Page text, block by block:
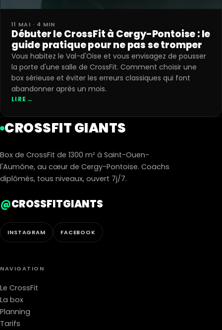
11 MAI · 4 MIN
Débuter le CrossFit à Cergy-Pontoise : le
guide pratique pour ne pas se tromper
Vous habitez le Val-d'Oise et vous envisagez de pousser
la porte d'une salle de CrossFit. Comment choisir une
box sérieuse et éviter les erreurs classiques qui font
abandonner après un mois.
LIRE →
CROSSFIT GIANTS
Box de CrossFit de 1300 m² à Saint-Ouen-
l'Aumône, au cœur de Cergy-Pontoise. Coachs
diplômés, tous niveaux, ouvert 7j/7.
@CROSSFITGIANTS
INSTAGRAM FACEBOOK
NAVIGATION
Le CrossFit
La box
Planning
Tarifs